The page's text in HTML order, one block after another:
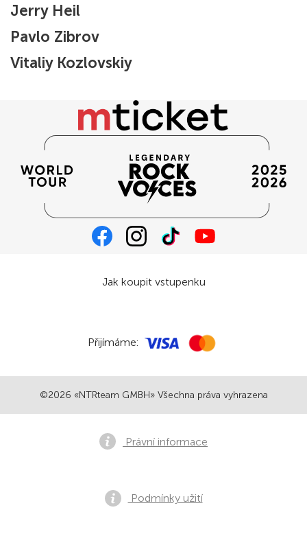
Jerry Heil
Pavlo Zibrov
Vitaliy Kozlovskiy
©2026 «NTRteam GMBH» Všechna práva vyhrazena
Jak koupit vstupenku
Přijímáme:
Právní informace
Podmínky užití